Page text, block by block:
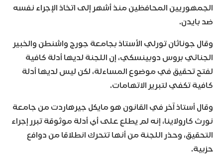
الجمهوريين المحافظين منذ أشهر إلى اتخاذ الإجراء نفسه
ضد بايدن.
وقال جوناثان تورلي الأستاذ بجامعة جورج واشنطن والخبير
الجنائي بروس دوبينسكي، إن اللجنة لديها أدلة كافية
لفتح تحقيق في موضوع المساءلة، لكن ليس لديها أدلة
كافية تكفي لتبرير الاتهامات.
وقال أستاذ آخر في القانون هو مايكل جيرهاردت من جامعة
نورث كارولاينا، إنه لم يطلع على أي أدلة موثوقة تبرر إجراء
التحقيق، وحذر اللجنة من أنها تتحرك انطلاقا من دوافع
حزبية.